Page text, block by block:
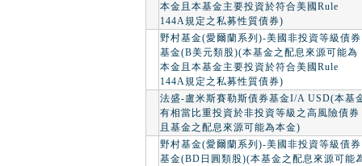
本金且本基金主要投資於符合美國Rule
144A規定之私募性質債券)
野村基金(愛爾蘭系列)-美國非投資等級債券
基金(B美元類股)(本基金之配息來源可能為
本金且本基金主要投資於符合美國Rule
144A規定之私募性質債券)
法盛-盧米斯賽勒斯債券基金I/A USD(本基
有相當比重投資於非投資等級之高風險債券
且基金之配息來源可能為本金)
野村基金(愛爾蘭系列)-美國非投資等級債券
基金(BD日圓類股)(本基金之配息來源可能